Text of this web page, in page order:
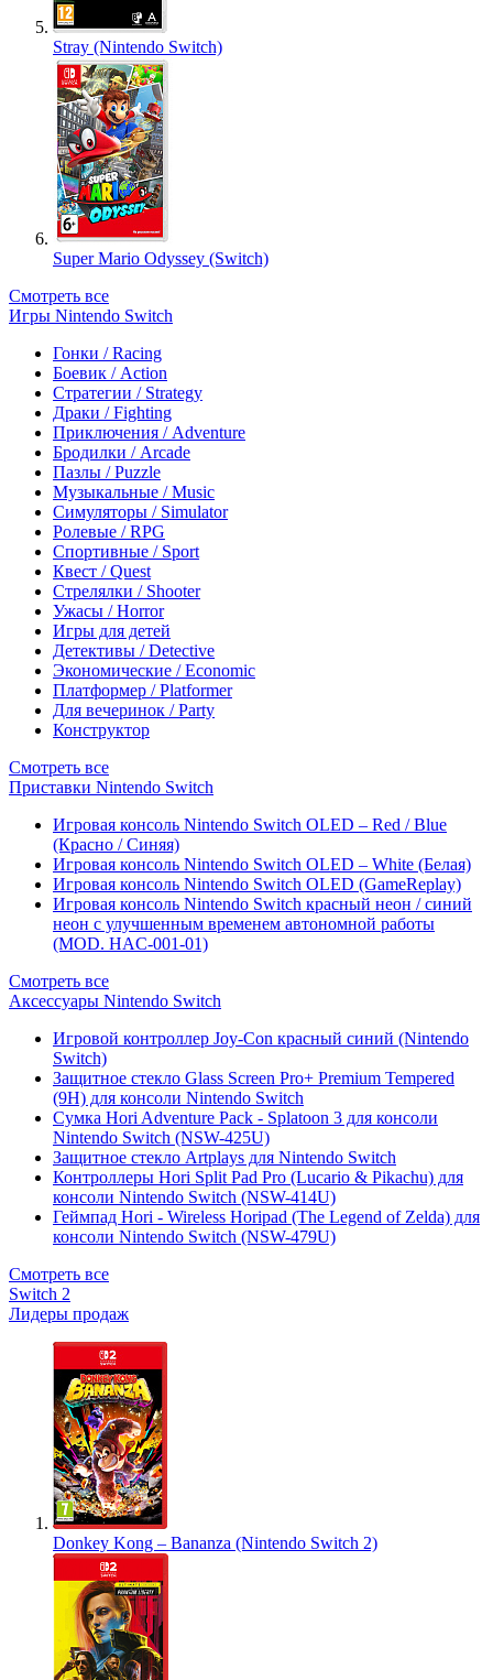
Stray (Nintendo Switch)
Super Mario Odyssey (Switch)
Смотреть все
Игры Nintendo Switch
Гонки / Racing
Боевик / Action
Стратегии / Strategy
Драки / Fighting
Приключения / Adventure
Бродилки / Arcade
Пазлы / Puzzle
Музыкальные / Music
Симуляторы / Simulator
Ролевые / RPG
Спортивные / Sport
Квест / Quest
Стрелялки / Shooter
Ужасы / Horror
Игры для детей
Детективы / Detective
Экономические / Economic
Платформер / Platformer
Для вечеринок / Party
Конструктор
Смотреть все
Приставки Nintendo Switch
Игровая консоль Nintendo Switch OLED – Red / Blue
(Красно / Синяя)
Игровая консоль Nintendo Switch OLED – White (Белая)
Игровая консоль Nintendo Switch OLED (GameReplay)
Игровая консоль Nintendo Switch красный неон / синий
неон с улучшенным временем автономной работы
(MOD. HAC-001-01)
Смотреть все
Аксессуары Nintendo Switch
Игровой контроллер Joy-Con красный синий (Nintendo
Switch)
Защитное стекло Glass Screen Pro+ Premium Tempered
(9H) для консоли Nintendo Switch
Сумка Hori Adventure Pack - Splatoon 3 для консоли
Nintendo Switch (NSW-425U)
Защитное стекло Artplays для Nintendo Switch
Контроллеры Hori Split Pad Pro (Lucario & Pikachu) для
консоли Nintendo Switch (NSW-414U)
Геймпад Hori - Wireless Horipad (The Legend of Zelda) для
консоли Nintendo Switch (NSW-479U)
Смотреть все
Switch 2
Лидеры продаж
Donkey Kong – Bananza (Nintendo Switch 2)